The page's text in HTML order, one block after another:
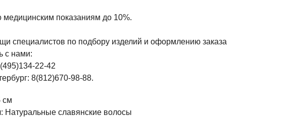
медицинским показаниям до 10%.
специалистов по подбору изделий и оформлению заказа
с нами:
22-42
8(812)670-98-88.
см
Натуральные славянские волосы